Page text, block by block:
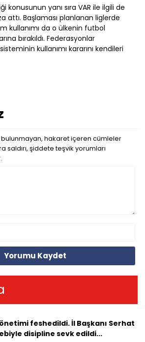
konusunun yanı sıra VAR ile ilgili de
attı. Başlaması planlanan liglerde
kullanımı da o ülkenin futbol
bırakıldı. Federasyonlar
kullanımı kararını kendileri
bulunmayan, hakaret içeren cümleler
saldırı, şiddete teşvik yorumları
Yorumu Kaydet
feshedildi. İl Başkanı Serhat
disipline sevk edildi...